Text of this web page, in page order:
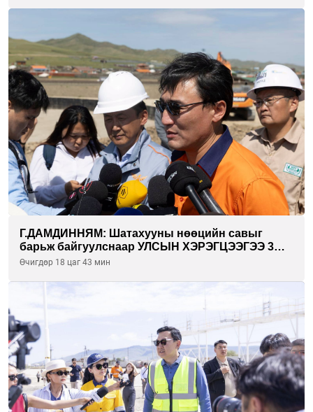
Г.ДАМДИННЯМ: Шатахууны нөөцийн савыг
барьж байгуулснаар УЛСЫН ХЭРЭГЦЭЭГЭЭ 3
САРААР НӨӨЦЛӨДӨГ болно
Өчигдөр 18 цаг 43 мин